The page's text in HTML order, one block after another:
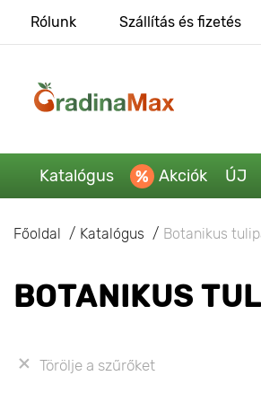
Rólunk Szállítás és fizetés
Katalógus Akciók ÚJ
Főoldal Katalógus Botanikus
BOTANIKUS
Törölje a szűrőket